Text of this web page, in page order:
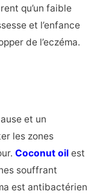
qu’un faible
et l’enfance
de l’eczéma.
et un
les zones
Coconut oilest
souffrant
est antibactérien